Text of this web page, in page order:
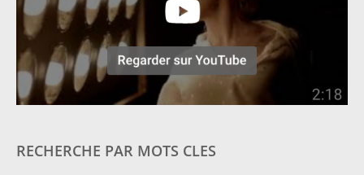
RECHERCHE PAR MOTS CLES